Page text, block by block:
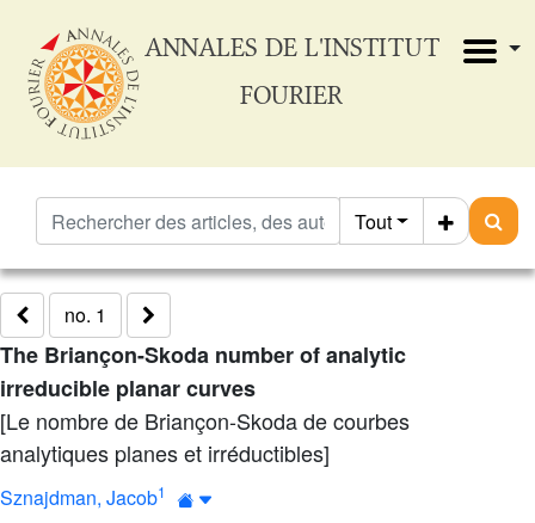
ANNALES DE L'INSTITUT
FOURIER
Tout
no. 1
The Briançon-Skoda number of analytic
irreducible planar curves
[Le nombre de Briançon-Skoda de courbes
analytiques planes et irréductibles]
Sznajdman, Jacob1